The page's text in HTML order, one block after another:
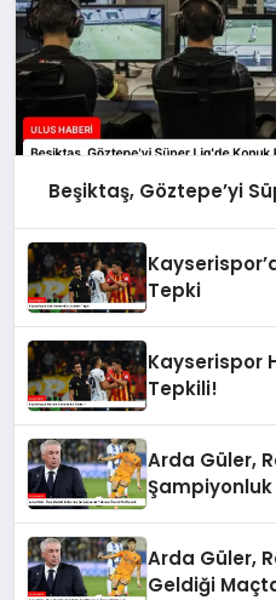
Beşiktaş, Göztepe’yi
Tepki
Kayserispor
Tepkili!
Arda Güler,
Arda Güler,
Geldiği